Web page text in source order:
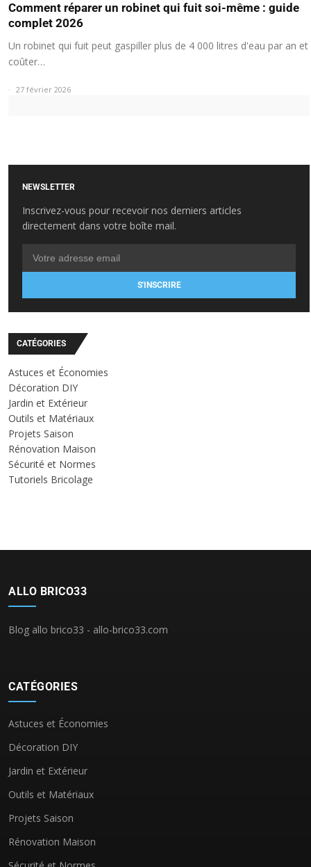
Comment réparer un robinet qui fuit soi-même : guide
complet 2026
Un robinet qui fuit peut gaspiller plus de 4 000 litres d'eau par an et
coûter…
27 février 2026
NEWSLETTER
Inscrivez-vous pour recevoir nos derniers articles
directement dans votre boîte mail.
S'INSCRIRE
CATÉGORIES
Astuces et Économies
Décoration DIY
Jardin et Extérieur
Outils et Matériaux
Projets Saison
Rénovation Maison
Sécurité et Normes
Tutoriels Bricolage
ALLO BRICO33
Blog allo brico33 - allo-brico33.com
CATÉGORIES
Astuces et Économies
Décoration DIY
Jardin et Extérieur
Outils et Matériaux
Projets Saison
Rénovation Maison